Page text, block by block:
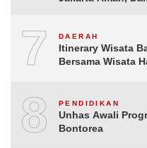
7 DAERAH
Itinerary Wisata
Bersama Wisata
8 PENDIDIKAN
Unhas Awali
Bontorea